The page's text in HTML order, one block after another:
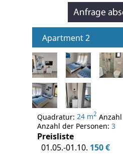
Apartment 2
Quadratur: 24 m2
Anzahl der Personen: 3
Preisliste
01.05.-01.10. 150 €